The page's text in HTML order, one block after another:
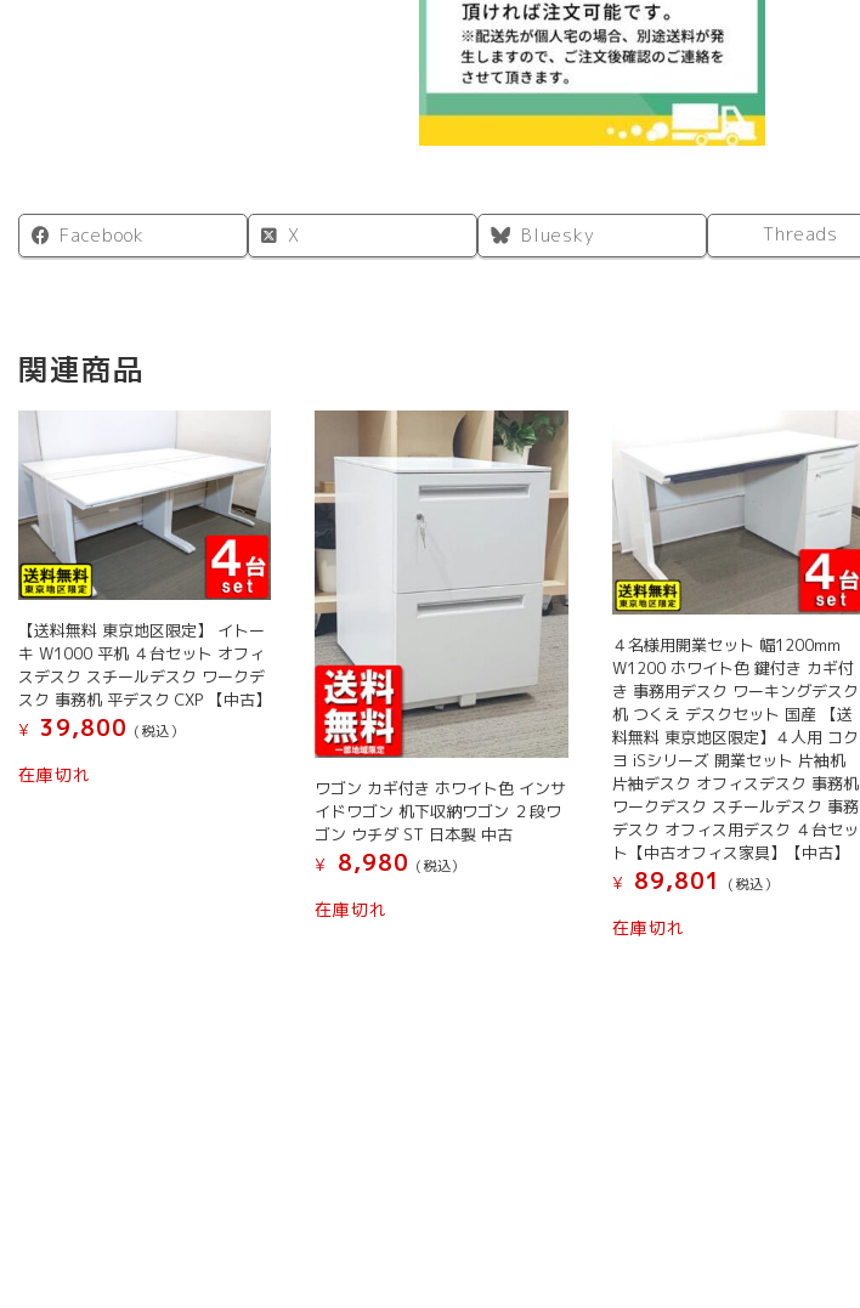
Facebook X Bluesky Threads
関連商品
【送料無料 東京地区限定】 イトー
キ W1000 平机 ４台セット オフィ
スデスク スチールデスク ワークデ
スク 事務机 平デスク CXP 【中古】
¥
39,800 (税込）
在庫切れ
ワゴン カギ付き ホワイト色 インサ
イドワゴン 机下収納ワゴン ２段ワ
ゴン ウチダ ST 日本製 中古
¥
8,980 (税込）
在庫切れ
４名様用開業セット 幅1200mm
W1200 ホワイト色 鍵付き カギ付
き 事務用デスク ワーキングデスク
机 つくえ デスクセット 国産 【送
料無料 東京地区限定】４人用 コク
ヨ iSシリーズ 開業セット 片袖机
片袖デスク オフィスデスク 事務机
ワークデスク スチールデスク 事務
デスク オフィス用デスク ４台セッ
ト【中古オフィス家具】【中古】
¥
89,801 (税込）
在庫切れ